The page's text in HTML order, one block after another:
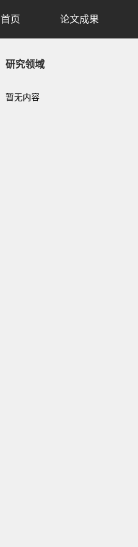
首页 论文成果
研究领域
暂无内容